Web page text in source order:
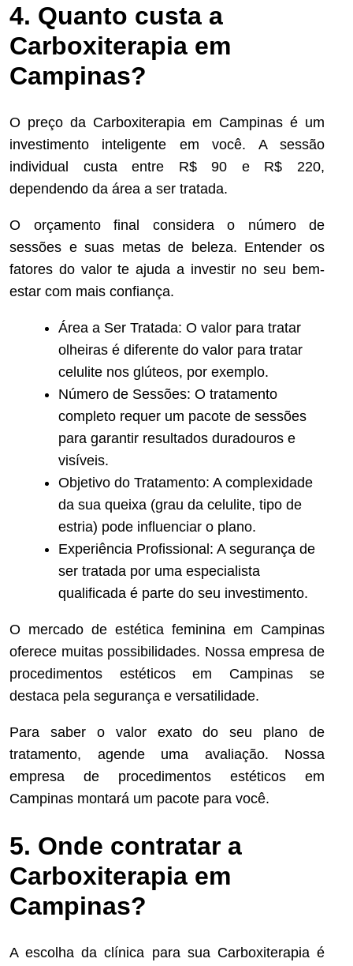
4. Quanto custa a
Carboxiterapia em
Campinas?
O preço da Carboxiterapia em Campinas é um
investimento inteligente em você. A sessão
individual custa entre R$ 90 e R$ 220,
dependendo da área a ser tratada.
O orçamento final considera o número de
sessões e suas metas de beleza. Entender os
fatores do valor te ajuda a investir no seu bem-
estar com mais confiança.
Área a Ser Tratada: O valor para tratar
olheiras é diferente do valor para tratar
celulite nos glúteos, por exemplo.
Número de Sessões: O tratamento
completo requer um pacote de sessões
para garantir resultados duradouros e
visíveis.
Objetivo do Tratamento: A complexidade
da sua queixa (grau da celulite, tipo de
estria) pode influenciar o plano.
Experiência Profissional: A segurança de
ser tratada por uma especialista
qualificada é parte do seu investimento.
O mercado de estética feminina em Campinas
oferece muitas possibilidades. Nossa empresa de
procedimentos estéticos em Campinas se
destaca pela segurança e versatilidade.
Para saber o valor exato do seu plano de
tratamento, agende uma avaliação. Nossa
empresa de procedimentos estéticos em
Campinas montará um pacote para você.
5. Onde contratar a
Carboxiterapia em
Campinas?
A escolha da clínica para sua Carboxiterapia é